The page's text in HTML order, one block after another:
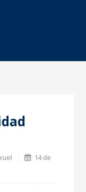
14 de